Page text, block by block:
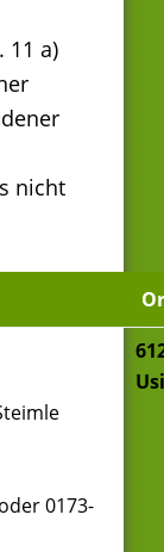
11 a)
nicht
0173-